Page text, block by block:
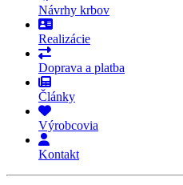
Návrhy krbov
Realizácie
Doprava a platba
Články
Výrobcovia
Kontakt